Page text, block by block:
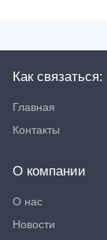
Как связаться:
Главная
Контакты
О компании
О нас
Новости